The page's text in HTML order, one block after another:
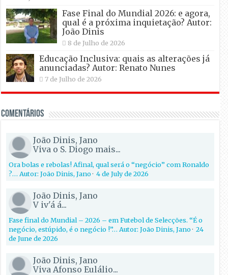
Fase Final do Mundial 2026: e agora,
qual é a próxima inquietação? Autor:
João Dinis
8 de Julho de 2026
Educação Inclusiva: quais as alterações já
anunciadas? Autor: Renato Nunes
7 de Julho de 2026
Comentários
João Dinis, Jano
Viva o S. Diogo mais...
Ora bolas e rebolas! Afinal, qual será o “negócio” com Ronaldo
?… Autor: João Dinis, Jano·4 de July de 2026
João Dinis, Jano
V iv'á á...
Fase final do Mundial – 2026 – em Futebol de Selecções. “É o
negócio, estúpido, é o negócio !”… Autor: João Dinis, Jano·24
de June de 2026
João Dinis, Jano
Viva Afonso Eulálio...